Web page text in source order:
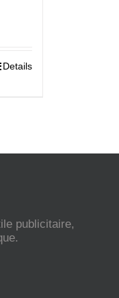
Details
publicitaire,